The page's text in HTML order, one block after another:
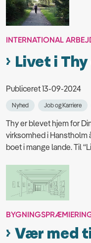
INTERNATIONAL
Livet i
Publiceret 13-09-2024
Nyhed Job og Karriere
Thy er blevet hjem for
virksomhed i Hanstholm
boet i mange lande. Til
Vær med